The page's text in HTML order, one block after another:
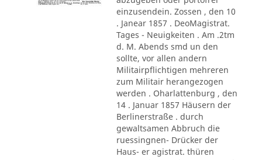
einzusendein. Zossen , den 10
. Janear 1857 . DeoMagistrat.
Tages - Neuigkeiten . Am .2tm
d. M. Abends smd un den
sollte, vor allen andern
Militairpflichtigen mehreren
zum Militair herangezogen
werden . Oharlattenburg , den
14 . Januar 1857 Häusern der
Berlinerstraße . durch
gewaltsamen Abbruch die
ruessingnen- Drücker der
Haus- er agistrat. thüren